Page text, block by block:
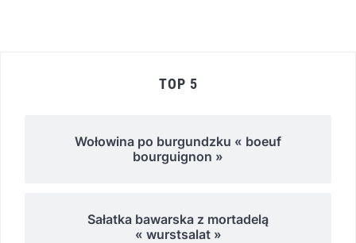
TOP 5
Wołowina po burgundzku « boeuf
bourguignon »
Sałatka bawarska z mortadelą
« wurstsalat »